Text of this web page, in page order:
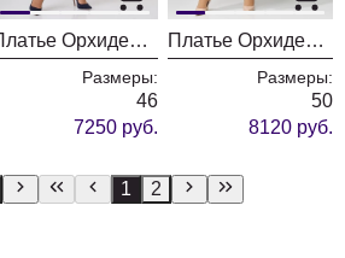
Платье ОрхидеяЛюкс 1227 васильковый
Размеры:
46
7250 руб.
Платье ОрхидеяЛюкс 1310 бежевый
Размеры:
50
8120 руб.
1 2